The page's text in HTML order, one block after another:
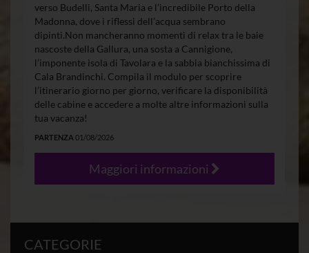
verso Budelli, Santa Maria e l’incredibile Porto della
Madonna, dove i riflessi dell’acqua sembrano
dipinti.Non mancheranno momenti di relax tra le baie
nascoste della Gallura, una sosta a Cannigione,
l’imponente isola di Tavolara e la sabbia bianchissima di
Cala Brandinchi. Compila il modulo per scoprire
l’itinerario giorno per giorno, verificare la disponibilità
delle cabine e accedere a molte altre informazioni sulla
tua vacanza!
PARTENZA 01/08/2026
Maggiori informazioni
CATEGORIE